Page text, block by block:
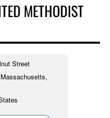
METHODIST
Street